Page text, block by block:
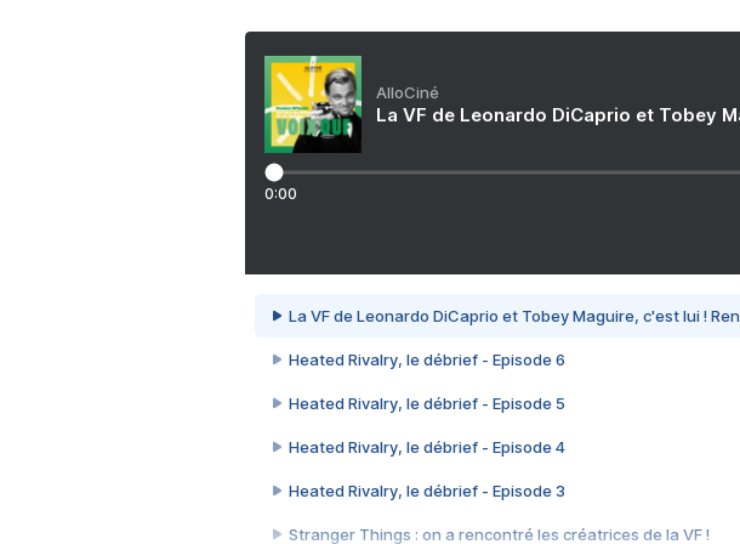
AlloCiné
La VF de Leonardo DiCaprio et Tobey
0:00
La VF de Leonardo DiCaprio et Tobey Maguire, c'est lui !
Heated Rivalry, le débrief - Episode 6
Heated Rivalry, le débrief - Episode 5
Heated Rivalry, le débrief - Episode 4
Heated Rivalry, le débrief - Episode 3
Stranger Things : on a rencontré les créatrices de la VF !